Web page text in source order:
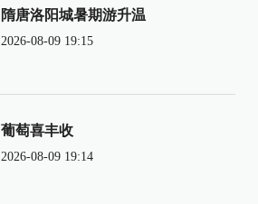
隋唐洛阳城暑期游升温
2026-08-09 19:15
葡萄喜丰收
2026-08-09 19:14